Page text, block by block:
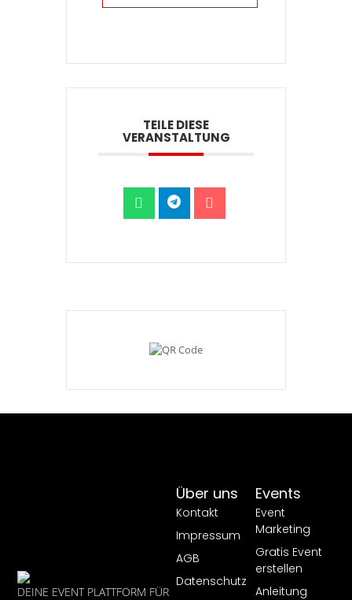
TEILE DIESE
VERANSTALTUNG
DEINE EVENT PLATTFORM FÜR
Events
Event
Marketing
Gratis Event
erstellen
Anleitung
Über uns
Kontakt
Impressum
AGB
Datenschutz